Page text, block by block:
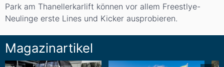
Park am Thanellerkarlift können vor allem Freestlye-
Neulinge erste Lines und Kicker ausprobieren.
Magazinartikel